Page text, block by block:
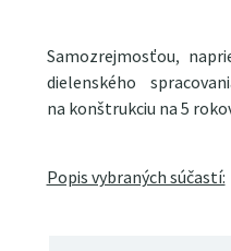
Samozrejmosťou,
dielenského
na konštrukciu na 5
Popis vybraných súčastí: